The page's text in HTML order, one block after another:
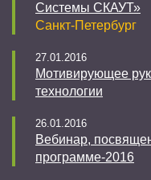
Системы СКАУТ»
Санкт-Петербург
27.01.2016
Мотивирующее
технологии
26.01.2016
Вебинар,
программе-2016